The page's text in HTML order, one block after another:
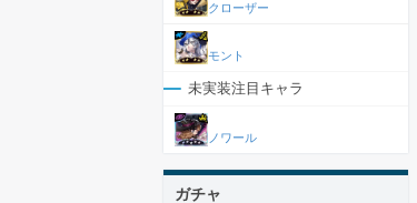
クローザー
モント
未実装注目キャラ
ノワール
ガチャ